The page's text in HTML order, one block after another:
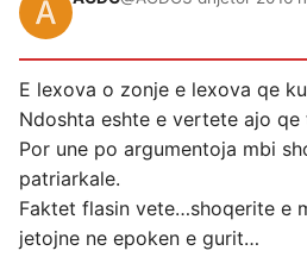
E lexova o zonje e lexova qe
Ndoshta eshte e vertete ajo
Por une po argumentoja mbi
patriarkale.
Faktet flasin vete…shoqerite e
jetojne ne epoken e gurit…